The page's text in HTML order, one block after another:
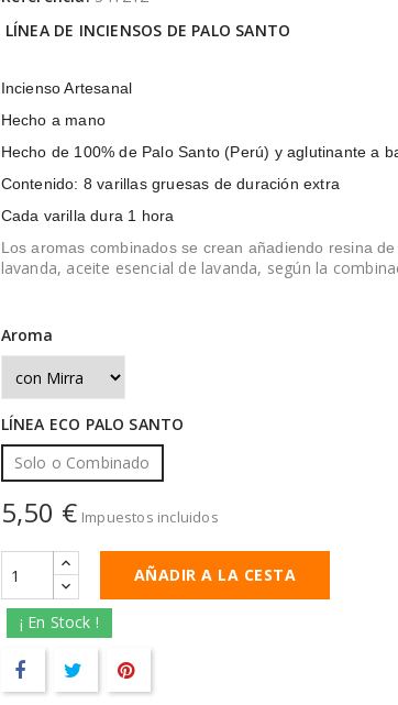
LÍNEA DE INCIENSOS DE PALO SANTO
Incienso Artesanal
Hecho a mano
Hecho de 100% de Palo Santo (Perú) y aglutinante a
Contenido: 8 varillas gruesas de duración extra
Cada varilla dura 1 hora
Los aromas combinados se crean añadiendo resina de
lavanda, aceite esencial de lavanda, según la
Aroma
LÍNEA ECO PALO SANTO
Solo o Combinado
5,50 € Impuestos incluidos
AÑADIR A LA CESTA
¡ En Stock !